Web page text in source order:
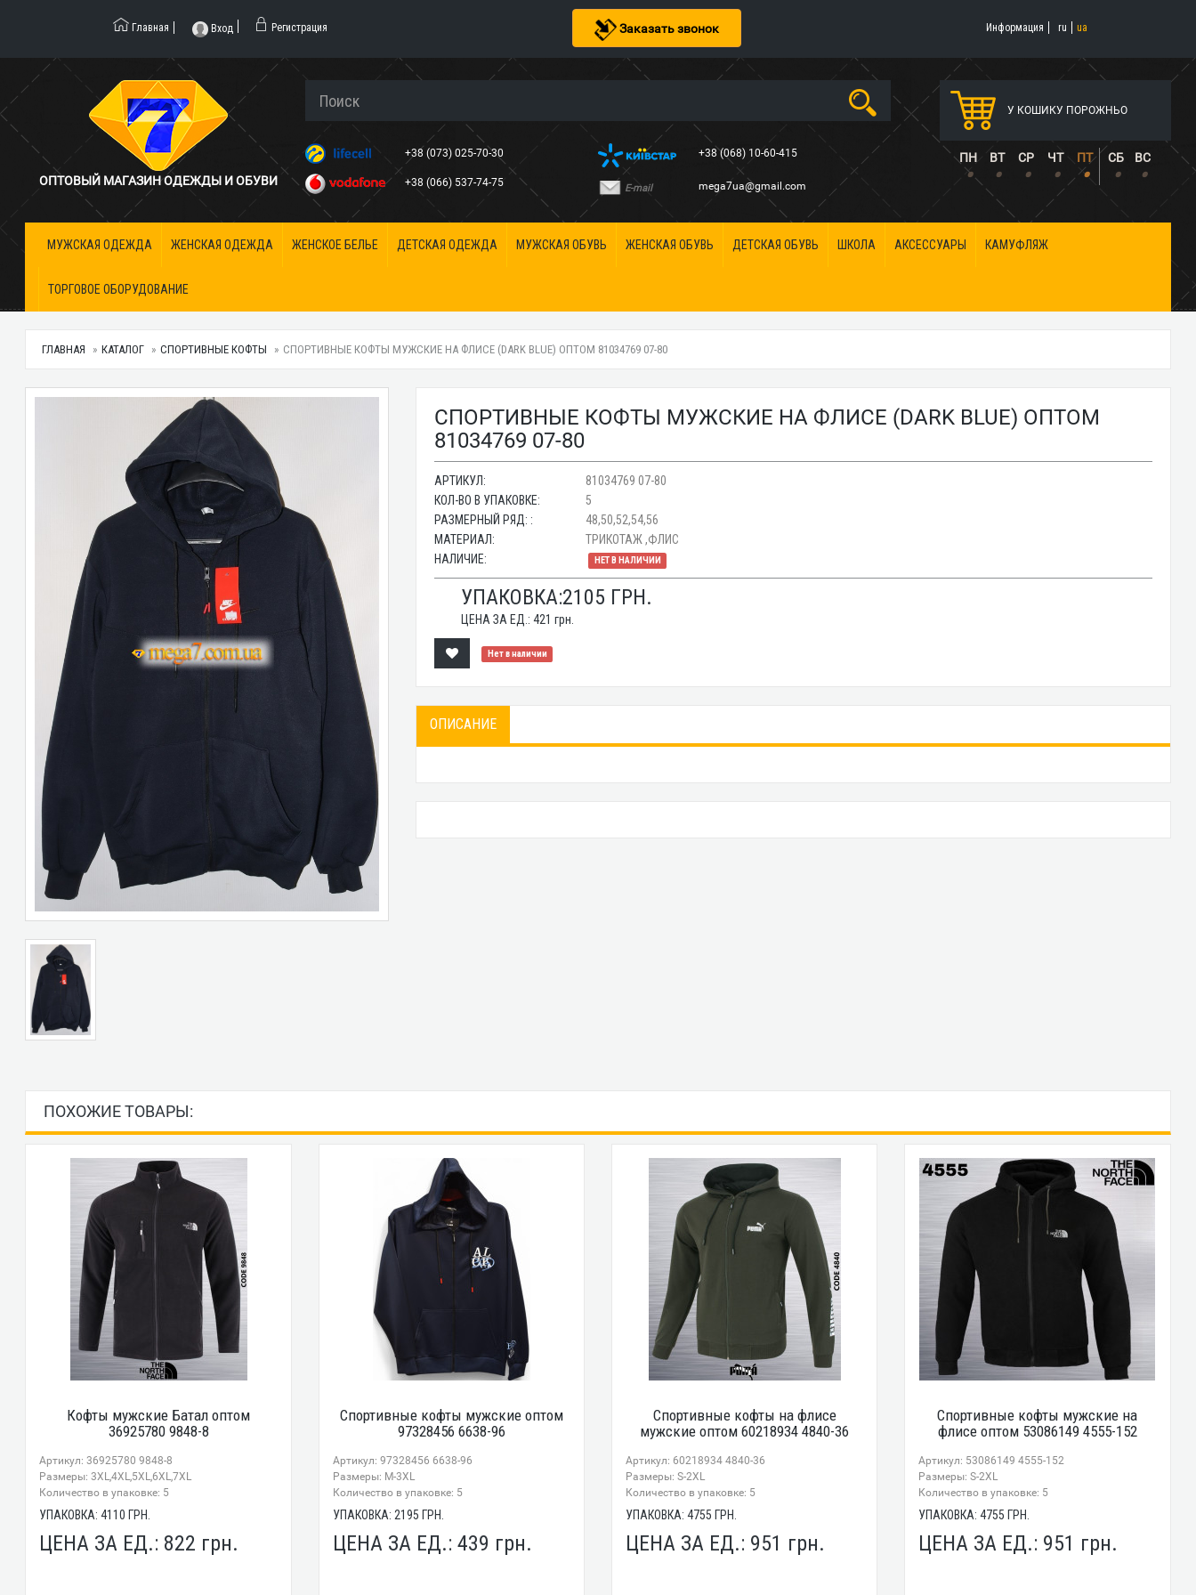
Заказать звонок
Главная Вход Регистрация Информация ru ua
ОПТОВЫЙ МАГАЗИН ОДЕЖДЫ И ОБУВИ
+38 (073) 025-70-30
+38 (066) 537-74-75
+38 (068) 10-60-415
E-mail mega7ua@gmail.com
У КОШИКУ ПОРОЖНЬО
ПН ВТ СР ЧТ ПТ СБ ВС
• • • • • • •
МУЖСКАЯ ОДЕЖДА ЖЕНСКАЯ ОДЕЖДА ЖЕНСКОЕ БЕЛЬЕ ДЕТСКАЯ ОДЕЖДА МУЖСКАЯ ОБУВЬ ЖЕНСКАЯ ОБУВЬ ДЕТСКАЯ ОБУВЬ ШКОЛА АКСЕССУАРЫ КАМУФЛЯЖ
ТОРГОВОЕ ОБОРУДОВАНИЕ
ГЛАВНАЯ КАТАЛОГ СПОРТИВНЫЕ КОФТЫ СПОРТИВНЫЕ КОФТЫ МУЖСКИЕ НА ФЛИСЕ (DARK BLUE) ОПТОМ 81034769 07-80
СПОРТИВНЫЕ КОФТЫ МУЖСКИЕ НА ФЛИСЕ (DARK BLUE) ОПТОМ
81034769 07-80
АРТИКУЛ:
81034769 07-80
КОЛ-ВО В УПАКОВКЕ:
5
РАЗМЕРНЫЙ РЯД: :
48,50,52,54,56
МАТЕРИАЛ:
ТРИКОТАЖ ,ФЛИС
НАЛИЧИЕ:
НЕТ В НАЛИЧИИ
УПАКОВКА:2105 ГРН.
ЦЕНА ЗА ЕД.:421 грн.
Нет в наличии
ОПИСАНИЕ
ПОХОЖИЕ ТОВАРЫ:
Кофты мужские Батал оптом
36925780 9848-8
Артикул: 36925780 9848-8
Размеры: 3XL,4XL,5XL,6XL,7XL
Количество в упаковке: 5
УПАКОВКА:4110 ГРН.
ЦЕНА ЗА ЕД.: 822 грн.
Спортивные кофты мужские оптом
97328456 6638-96
Артикул: 97328456 6638-96
Размеры: М-3XL
Количество в упаковке: 5
УПАКОВКА: 2195 ГРН.
ЦЕНА ЗА ЕД.: 439 грн.
Спортивные кофты на флисе
мужские оптом 60218934 4840-36
Артикул: 60218934 4840-36
Размеры: S-2XL
Количество в упаковке: 5
УПАКОВКА: 4755 ГРН.
ЦЕНА ЗА ЕД.: 951 грн.
Спортивные кофты мужские на
флисе оптом 53086149 4555-152
Артикул: 53086149 4555-152
Размеры: S-2XL
Количество в упаковке: 5
УПАКОВКА:4755 ГРН.
ЦЕНА ЗА ЕД.: 951 грн.